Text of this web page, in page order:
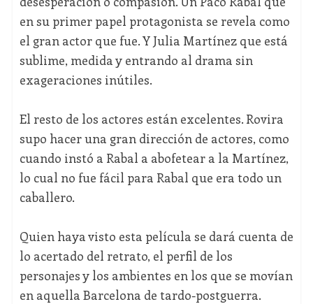
en su primer papel protagonista se revela como
el gran actor que fue. Y Julia Martínez que está
sublime, medida y entrando al drama sin
exageraciones inútiles.
El resto de los actores están excelentes. Rovira
supo hacer una gran dirección de actores, como
cuando instó a Rabal a abofetear a la Martínez,
lo cual no fue fácil para Rabal que era todo un
caballero.
Quien haya visto esta película se dará cuenta de
lo acertado del retrato, el perfil de los
personajes y los ambientes en los que se movían
en aquella Barcelona de tardo-postguerra.